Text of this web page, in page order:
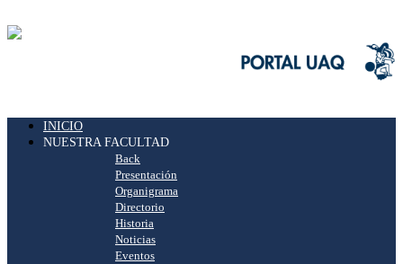
INICIO
NUESTRA FACULTAD
Back
Presentación
Organigrama
Directorio
Historia
Noticias
Eventos